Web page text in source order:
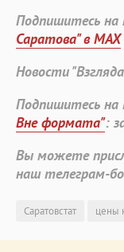
Подпишитесь на
Саратова" в MAX
Новости
Подпишитесь на
Вне формата":
Вы можете
наш телеграм-
Саратовстат цены